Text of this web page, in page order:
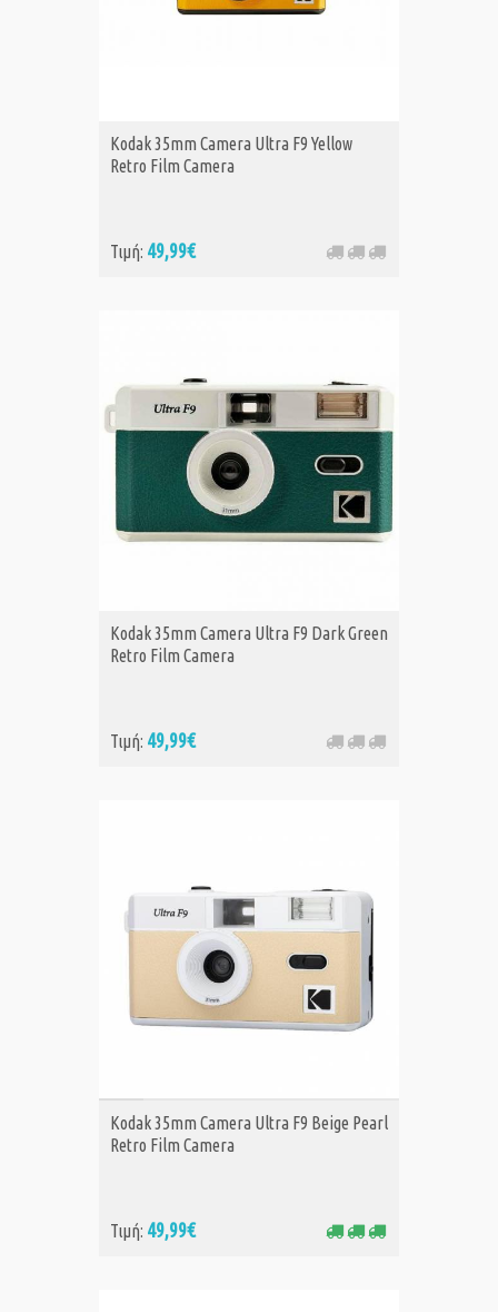
Kodak 35mm Camera Ultra F9 Yellow
Retro Film Camera
Τιμή: 49,99€
Kodak 35mm Camera Ultra F9 Dark Green
Retro Film Camera
Τιμή: 49,99€
ΑΓΟΡΑ
Kodak 35mm Camera Ultra F9 Beige Pearl
Retro Film Camera
Τιμή: 49,99€